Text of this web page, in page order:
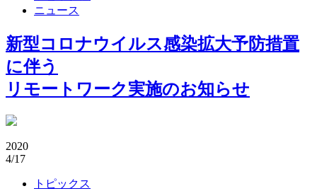
ニュース
新型コロナウイルス感染拡大予防措置
に伴う
リモートワーク実施のお知らせ
2020
4/17
トピックス